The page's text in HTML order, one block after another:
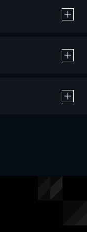
作品の購入 / レンタルです。
、20％のポイント還元です。